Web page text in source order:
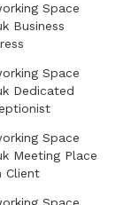
Space
Business
Space
Dedicated
Space
Meeting Place
Client